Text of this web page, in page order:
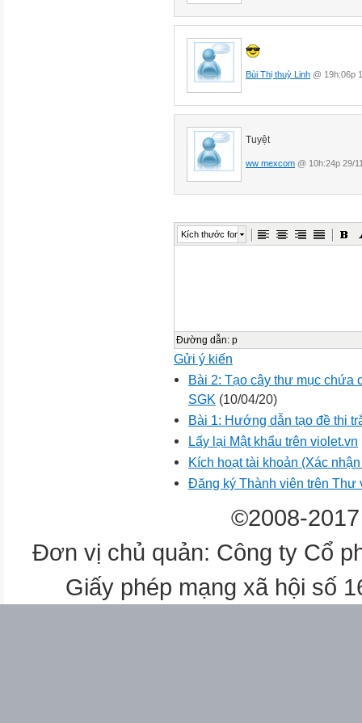
Bùi Thị thuỳ Linh @ 19h:06p
Tuyệt
ww mexcom @ 10h:24p 29/
Kích thước font
Đường dẫn: p
Gửi ý kiến
Bài 2: Tạo cây thư mục chứa
SGK (10/04/20)
Bài 1: Hướng dẫn tạo đề thi
Lấy lại Mật khẩu trên violet.vn
Kích hoạt tài khoản (Xác
Đăng ký Thành viên trên Thư
©2008-
Đơn vị chủ quản: Công ty Cổ
Giấy phép mạng xã hội số